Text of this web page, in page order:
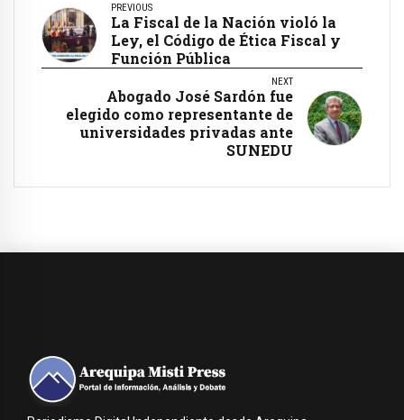
PREVIOUS
La Fiscal de la Nación violó la
Ley, el Código de Ética Fiscal y
Función Pública
NEXT
Abogado José Sardón fue
elegido como representante de
universidades privadas ante
SUNEDU